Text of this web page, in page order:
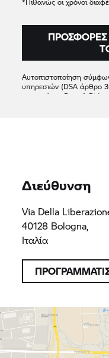
*Πιθανώς οι χρόνοι
ΠΡΟΣΦΟΡΈΣ
Αυτοπιστοποίηση
υπηρεσιών (DSA άρθρο
συνεργάτης Rent A Ride
Διεύθυνση
Via Della
40128 Bologna,
Ιταλία